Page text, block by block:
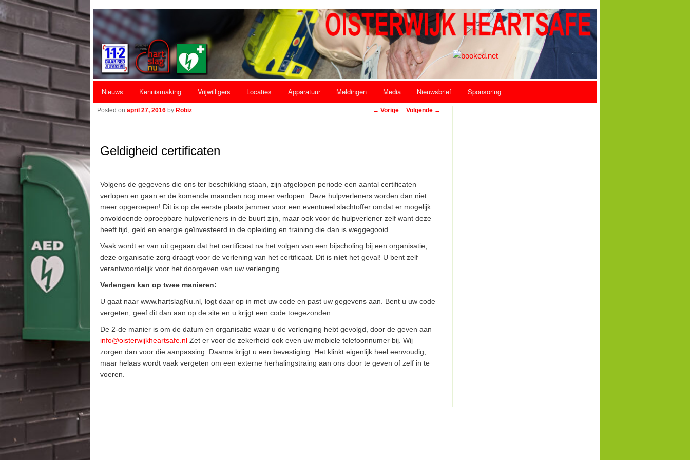
Spring naar de primaire inhoud
Spring naar de secundaire inhoud
Nieuws Kennismaking Vrijwilligers Locaties Apparatuur Meldingen Media Nieuwsbrief Sponsoring
Bericht navigatie
← Vorige Volgende →
Geldigheid certificaten
Posted on april 27, 2016 by Robiz
Volgens de gegevens die ons ter beschikking staan, zijn afgelopen periode een aantal certificaten
verlopen en gaan er de komende maanden nog meer verlopen. Deze hulpverleners worden dan niet
meer opgeroepen! Dit is op de eerste plaats jammer voor een eventueel slachtoffer omdat er mogelijk
onvoldoende oproepbare hulpverleners in de buurt zijn, maar ook voor de hulpverlener zelf want deze
heeft tijd, geld en energie geïnvesteerd in de opleiding en training die dan is weggegooid.
Vaak wordt er van uit gegaan dat het certificaat na het volgen van een bijscholing bij een organisatie,
deze organisatie zorg draagt voor de verlening van het certificaat. Dit is niet het geval! U bent zelf
verantwoordelijk voor het doorgeven van uw verlenging.
Verlengen kan op twee manieren:
U gaat naar www.hartslagNu.nl, logt daar op in met uw code en past uw gegevens aan. Bent u uw code
vergeten, geef dit dan aan op de site en u krijgt een code toegezonden.
De 2-de manier is om de datum en organisatie waar u de verlenging hebt gevolgd, door de geven aan
info@oisterwijkheartsafe.nl Zet er voor de zekerheid ook even uw mobiele telefoonnumer bij. Wij
zorgen dan voor die aanpassing. Daarna krijgt u een bevestiging. Het klinkt eigenlijk heel eenvoudig,
maar helaas wordt vaak vergeten om een externe herhalingstraing aan ons door te geven of zelf in te
voeren.